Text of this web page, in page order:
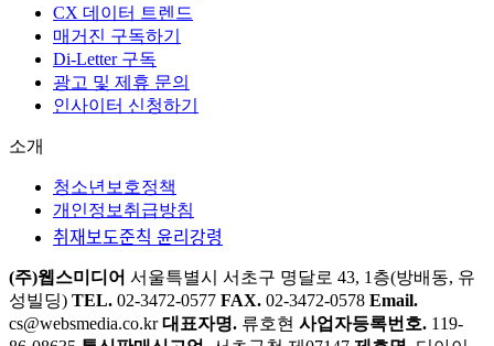
CX 데이터 트렌드
매거진 구독하기
Di-Letter 구독
광고 및 제휴 문의
인사이터 신청하기
소개
청소년보호정책
개인정보취급방침
취재보도준칙 윤리강령
(주)웹스미디어 서울특별시 서초구 명달로 43, 1층(방배동, 유
성빌딩) TEL. 02-3472-0577 FAX. 02-3472-0578 Email.
cs@websmedia.co.kr 대표자명. 류호현 사업자등록번호. 119-